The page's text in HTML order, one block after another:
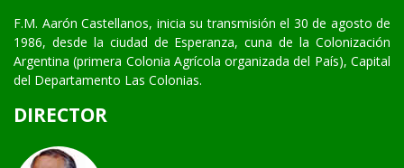
F.M. Aarón Castellanos, inicia su transmisión el 30 de agosto de
1986, desde la ciudad de Esperanza, cuna de la Colonización
Argentina (primera Colonia Agrícola organizada del País), Capital
del Departamento Las Colonias.
DIRECTOR